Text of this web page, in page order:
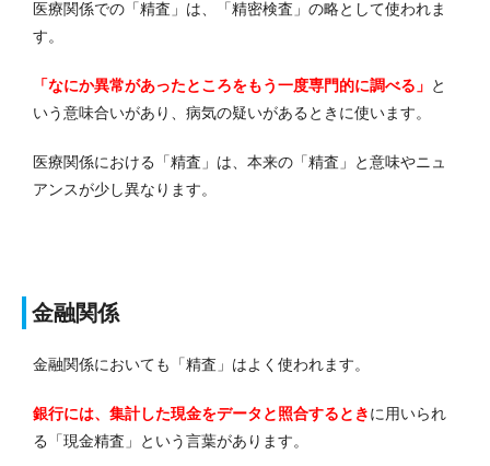
医療関係での「精査」は、「精密検査」の略として使われま
す。
「なにか異常があったところをもう一度専門的に調べる」 と
いう意味合いがあり、病気の疑いがあるときに使います。
医療関係における「精査」は、本来の「精査」と意味やニュ
アンスが少し異なります。
金融関係
金融関係においても「精査」はよく使われます。
銀行には、 集計した現金をデータと照合するときに用いられ
る「現金精査」という言葉があります。